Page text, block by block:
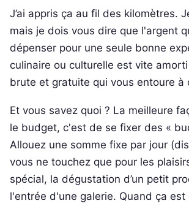
J’ai appris ça au fil des kilomètres.
mais je dois vous dire que l'argent
dépenser pour une seule bonne
culinaire ou culturelle est vite
brute et gratuite qui vous entoure à
Et vous savez quoi ? La meilleure
le budget, c'est de se fixer des «
Allouez une somme fixe par jour
vous ne touchez que pour les
spécial, la dégustation d’un petit
l'entrée d'une galerie. Quand ça